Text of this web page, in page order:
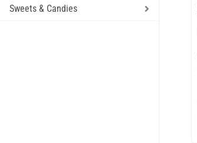
Sweets & Candies